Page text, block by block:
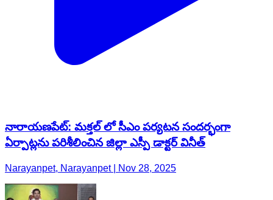
నారాయణపేట్: మక్తల్ లో సీఎం పర్యటన సందర్భంగా
ఏర్పాట్లను పరిశీలించిన జిల్లా ఎస్పీ డాక్టర్ వినీత్
Narayanpet, Narayanpet | Nov 28, 2025